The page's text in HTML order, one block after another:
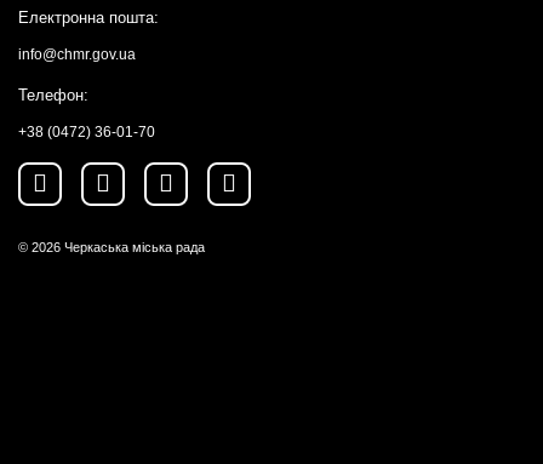
Електронна пошта:
info@chmr.gov.ua
Телефон:
+38 (0472) 36-01-70
© 2026 Черкаська міська рада